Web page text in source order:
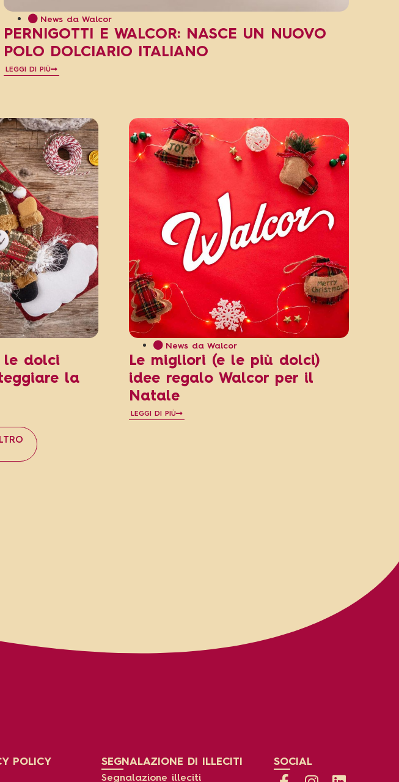
News da Walcor
PERNIGOTTI E WALCOR: NASCE UN NUOVO
POLO DOLCIARIO ITALIANO
LEGGI DI PIÙ
le dolci
la
News da Walcor
Le migliori (e le più dolci)
idee regalo Walcor per il
Natale
LEGGI DI PIÙ
POLICY SEGNALAZIONE DI ILLECITI
Segnalazione illeciti
SOCIAL